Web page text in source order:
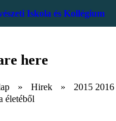
Iskola és Kollégium
here
» Hirek » 2015 2016
életéből